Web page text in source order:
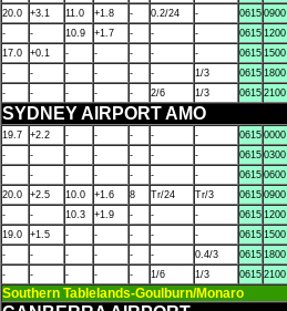
20.0
+3.1 11.0 +1.8 - 0.2/24 - 0615 0900
-
- 10.9 +1.7 - - - 0615 1200
17.0
+0.1 - - - - - 0615 1500
-
- - - - - 1/3 0615 1800
-
- - - - 2/6 1/3 0615 2100
SYDNEY AIRPORT AMO
19.7 +2.2 - - - - - 0615 0000
-
- - - - - - 0615 0300
-
- - - - - - 0615 0600
20.0
+2.5 10.0 +1.6 8 Tr/24 Tr/3 0615 0900
-
- 10.3 +1.9 - - - 0615 1200
19.0
+1.5 - - - - - 0615 1500
-
- - - - - 0.4/3 0615 1800
-
- - - - 1/6 1/3 0615 2100
Southern Tablelands-Goulburn/Monaro